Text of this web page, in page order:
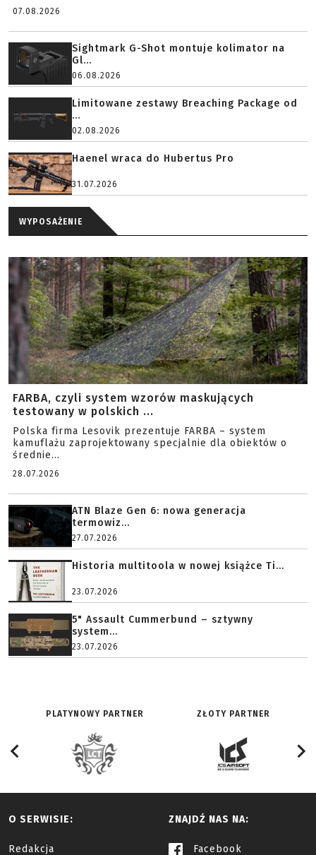
07.08.2026
Sightmark G-Shot montuje kolimator na
Gl...
06.08.2026
Limitowane zestawy Breaching Package od
...
02.08.2026
Haenel wraca do Hubertus Pro
31.07.2026
WYPOSAŻENIE
FARBA, czyli system wzorów maskujących
testowany w polskich ...
Polska firma Lesovik prezentuje FARBA – system
kamuflażu zaprojektowany specjalnie dla obiektów o
średnie...
28.07.2026
ATN Blaze Gen 6: nowa generacja
termowiz...
27.07.2026
Historia multitoola w nowej książce Ti...
23.07.2026
5" Assault Cummerbund – sztywny
system...
23.07.2026
PLATYNOWY PARTNER ZŁOTY PARTNER
O SERWISIE:
Redakcja
ZNAJDŹ NAS NA:
Facebook